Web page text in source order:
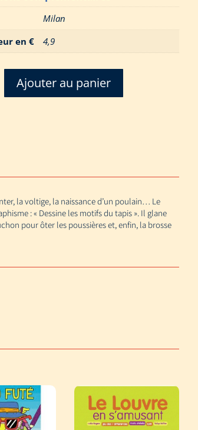
Milan
en €
4,9
Ajouter au panier
la voltige, la naissance d’un poulain… Le
: « Dessine les motifs du tapis ». Il glane
pour ôter les poussières et, enfin, la brosse